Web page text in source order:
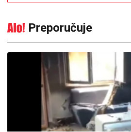
Preporučuje